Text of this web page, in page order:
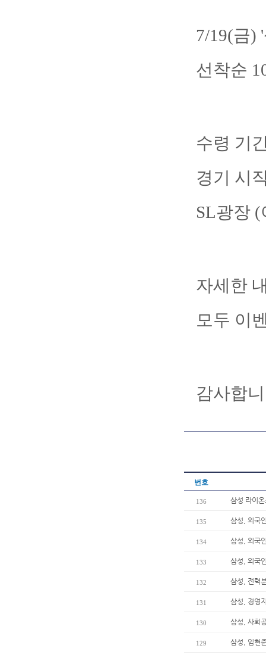
7/19(금)
선착순
수령 기
경기 시
SL광장
자세한
모두 이
감사합
번호
136 삼성 라이
135 삼성, 외국
134 삼성, 외국
133 삼성, 외국
132 삼성, 전력
131 삼성, 경영
130 삼성, 사회
129 삼성, 임현